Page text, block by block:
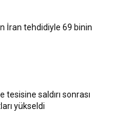
İran tehdidiyle 69 binin
saldırı sonrası
yükseldi